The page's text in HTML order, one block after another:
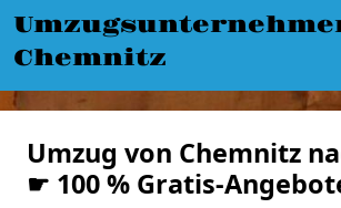
Chemnitz
Umzug von Chemnitz
☛ 100 % Gratis-